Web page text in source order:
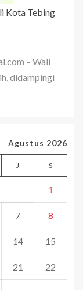
Kota Tebing
– Wali
didampingi
Agustus 2026
J S
1
7 8
14 15
21 22